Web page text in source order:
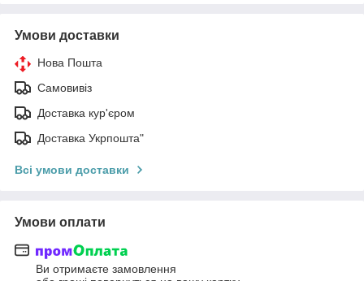
Умови доставки
Нова Пошта
Самовивіз
Доставка кур'єром
Доставка Укрпошта"
Всі умови доставки
Умови оплати
Ви отримаєте замовлення